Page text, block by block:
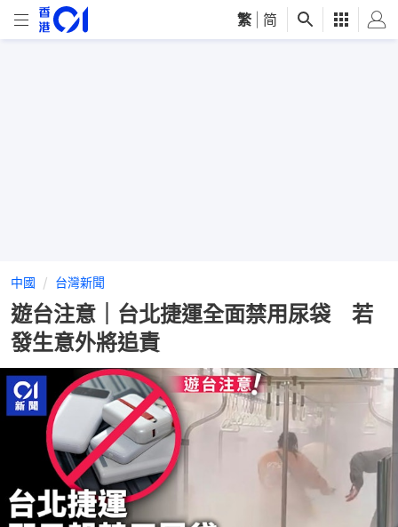
繁 简
中國 台灣新聞
遊台注意｜台北捷運全面禁用尿袋 若
發生意外將追責